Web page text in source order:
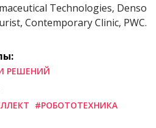
Technologies, Denso
Contemporary Clinic, PWC.
РЕШЕНИЙ
#РОБОТОТЕХНИКА